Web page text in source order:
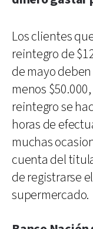
Los clientes
reintegro de
de mayo
menos
reintegro se
horas de
muchas
cuenta del
de registrarse
supermercado.